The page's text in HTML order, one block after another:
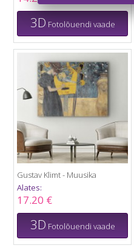
3D Fotolõuendi vaade
Gustav Klimt - Muusika
Alates:
17.20 €
3D Fotolõuendi vaade